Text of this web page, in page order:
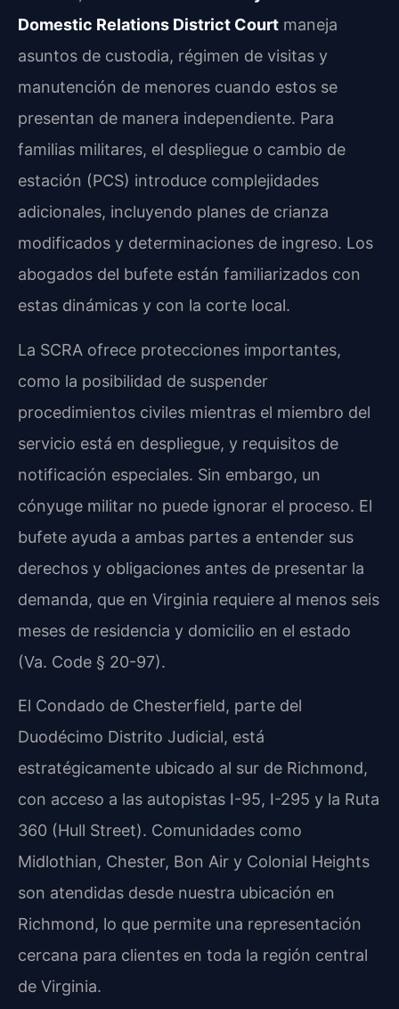
Domestic Relations District Court maneja
asuntos de custodia, régimen de visitas y
manutención de menores cuando estos se
presentan de manera independiente. Para
familias militares, el despliegue o cambio de
estación (PCS) introduce complejidades
adicionales, incluyendo planes de crianza
modificados y determinaciones de ingreso. Los
abogados del bufete están familiarizados con
estas dinámicas y con la corte local.
La SCRA ofrece protecciones importantes,
como la posibilidad de suspender
procedimientos civiles mientras el miembro del
servicio está en despliegue, y requisitos de
notificación especiales. Sin embargo, un
cónyuge militar no puede ignorar el proceso. El
bufete ayuda a ambas partes a entender sus
derechos y obligaciones antes de presentar la
demanda, que en Virginia requiere al menos seis
meses de residencia y domicilio en el estado
(Va. Code § 20-97).
El Condado de Chesterfield, parte del
Duodécimo Distrito Judicial, está
estratégicamente ubicado al sur de Richmond,
con acceso a las autopistas I-95, I-295 y la Ruta
360 (Hull Street). Comunidades como
Midlothian, Chester, Bon Air y Colonial Heights
son atendidas desde nuestra ubicación en
Richmond, lo que permite una representación
cercana para clientes en toda la región central
de Virginia.